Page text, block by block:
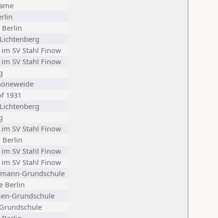
Berlin
SV Stahl Finow
SV Stahl Finow
1931
SV Stahl Finow
Berlin
SV Stahl Finow
SV Stahl Finow
Grundschule
Berlin
Grundschule